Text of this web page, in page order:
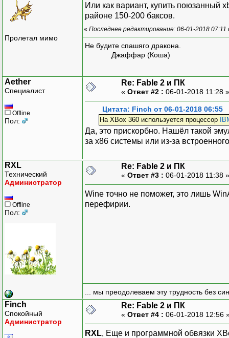
Пролетал мимо
Или как вариант, купить поюзанный
районе 150-200 баксов.
« Последнее редактирование: 06-01-2018 07:11
Не будите спашяго дракона.
Джаффар (Коша)
Aether
Специалист
Offline
Пол:
Re: Fable 2 и ПК
« Ответ #2 : 06-01-2018 11:28
Цитата: Finch от 06-01-2018 06:55
На XBox 360 используется процессор
Да, это прискорбно. Нашёл такой
за х86 системы или из-за
RXL
Технический
Администратор
Offline
Пол:
Re: Fable 2 и ПК
« Ответ #3 : 06-01-2018 11:38
Wine точно не поможет, это лишь
перефирии.
... мы преодолеваем эту трудность без
Finch
Спокойный
Администратор
Re: Fable 2 и ПК
« Ответ #4 : 06-01-2018 12:56
RXL, Еще и программной обвязки